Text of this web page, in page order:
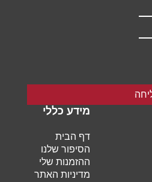
מידע כללי
דף הבית
הסיפור שלנו
ההזמנות שלי
מדיניות האתר